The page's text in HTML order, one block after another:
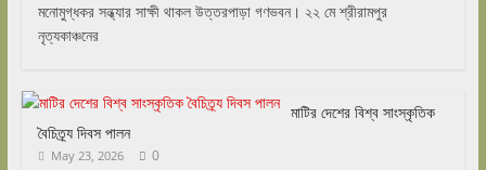
মনোমুগ্ধকর সন্ধ্যার সাক্ষী থাকল উত্তরপাড়া গণভবন। ২২ মে শ্রীরামপুর
নৃত্যকাঞ্চনের
মাটির দেশের বিশ্ব সাংস্কৃতিক
বৈচিত্র্য দিবস পালন
May 23, 2026 0